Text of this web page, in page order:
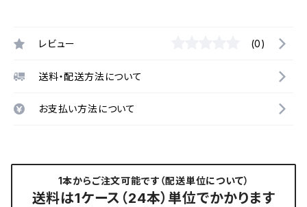
レビュー (0)
送料・配送方法について
お支払い方法について
1本からご注文可能です（配送単位について）
送料は1ケース（24本）単位でかかります